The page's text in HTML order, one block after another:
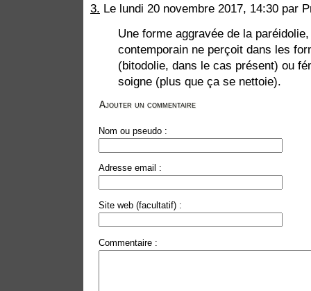
3. Le lundi 20 novembre 2017, 14:30 par
Une forme aggravée de la
contemporain ne perçoit dans les
(bitodolie, dans le cas présent) ou
soigne (plus que ça se nettoie).
Ajouter un commentaire
Nom ou pseudo :
Adresse email :
Site web (facultatif) :
Commentaire :